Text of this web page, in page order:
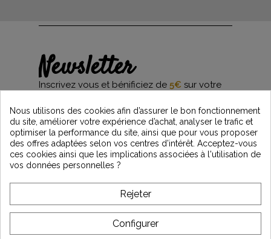
Newsletter
Inscrivez vous et bénificiez de 5€ sur votre
et restez informés des dernières nouveautés
Vintage Motors
*Dès 99€ d'achat. En vous abonnant à notre newsletter, vous reconnaissez avoir pris
l'acceptez.
A PROPOS DE VINTAGE
Nous utilisons des cookies afin d’assurer le bon fonctionnement
du site, améliorer votre expérience d’achat, analyser le trafic et
optimiser la performance du site, ainsi que pour vous proposer
des offres adaptées selon vos centres d’intérêt. Acceptez-vous
ces cookies ainsi que les implications associées à l'utilisation de
vos données personnelles ?
Rejeter
Configurer